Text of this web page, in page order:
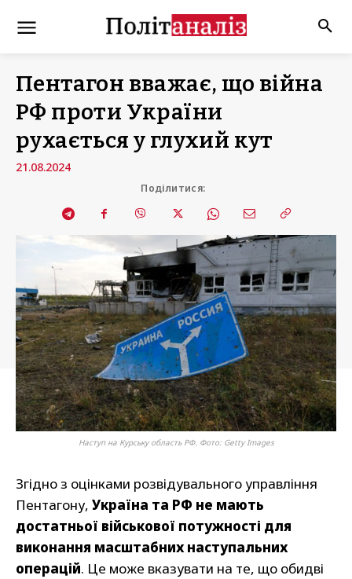
Пентагон вважає, що війна
РФ проти України
рухається у глухий кут
21.08.2024
Поділитися:
Наступ на Курську область РФ. Фото: Getty Images
Згідно з оцінками розвідувального управління
Пентагону, Україна та РФ не мають
достатньої військової потужності для
виконання масштабних наступальних
операцій. Це може вказувати на те, що обидві